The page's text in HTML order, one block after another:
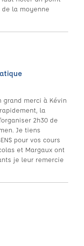
la moyenne
grand merci à Kévin
la
2h30 de
Je tiens
pour vos cours
et Margaux ont
je leur remercie